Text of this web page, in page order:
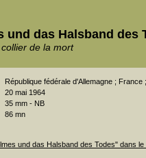
und das Halsband des
de la mort
République fédérale d'Allemagne ; France
20 mai 1964
35 mm - NB
86 mn
und das Halsband des Todes" dans